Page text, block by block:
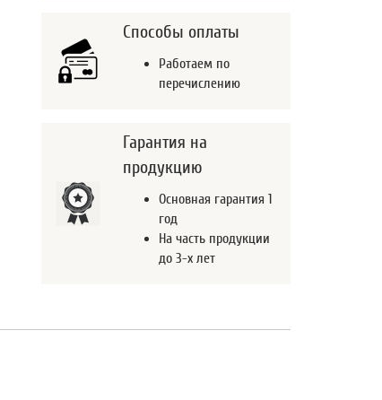
Способы оплаты
Работаем по
перечислению
Гарантия на
продукцию
Основная гарантия 1
год
На часть продукции
до 3-х лет